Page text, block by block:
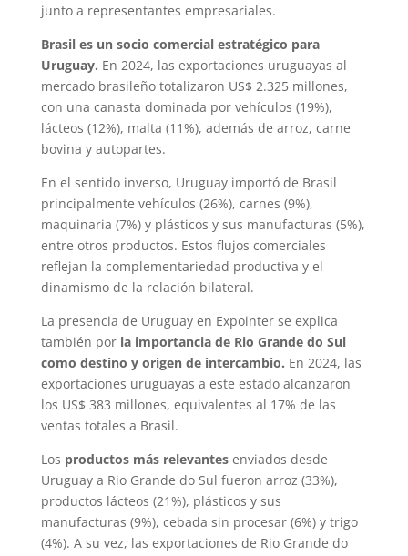
junto a representantes empresariales.
Brasil es un socio comercial estratégico para
Uruguay. En 2024, las exportaciones uruguayas al
mercado brasileño totalizaron US$ 2.325 millones,
con una canasta dominada por vehículos (19%),
lácteos (12%), malta (11%), además de arroz, carne
bovina y autopartes.
En el sentido inverso, Uruguay importó de Brasil
principalmente vehículos (26%), carnes (9%),
maquinaria (7%) y plásticos y sus manufacturas (5%),
entre otros productos. Estos flujos comerciales
reflejan la complementariedad productiva y el
dinamismo de la relación bilateral.
La presencia de Uruguay en Expointer se explica
también por la importancia de Rio Grande do Sul
como destino y origen de intercambio. En 2024, las
exportaciones uruguayas a este estado alcanzaron
los US$ 383 millones, equivalentes al 17% de las
ventas totales a Brasil.
Los productos más relevantesenviados desde
Uruguay a Rio Grande do Sul fueron arroz (33%),
productos lácteos (21%), plásticos y sus
manufacturas (9%), cebada sin procesar (6%) y trigo
(4%). A su vez, las exportaciones de Rio Grande do